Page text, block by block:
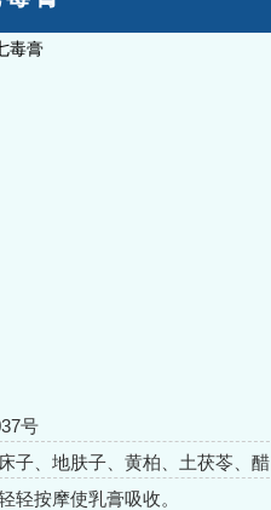
号
子、地肤子、黄柏、土茯苓、醋
轻按摩使乳膏吸收。